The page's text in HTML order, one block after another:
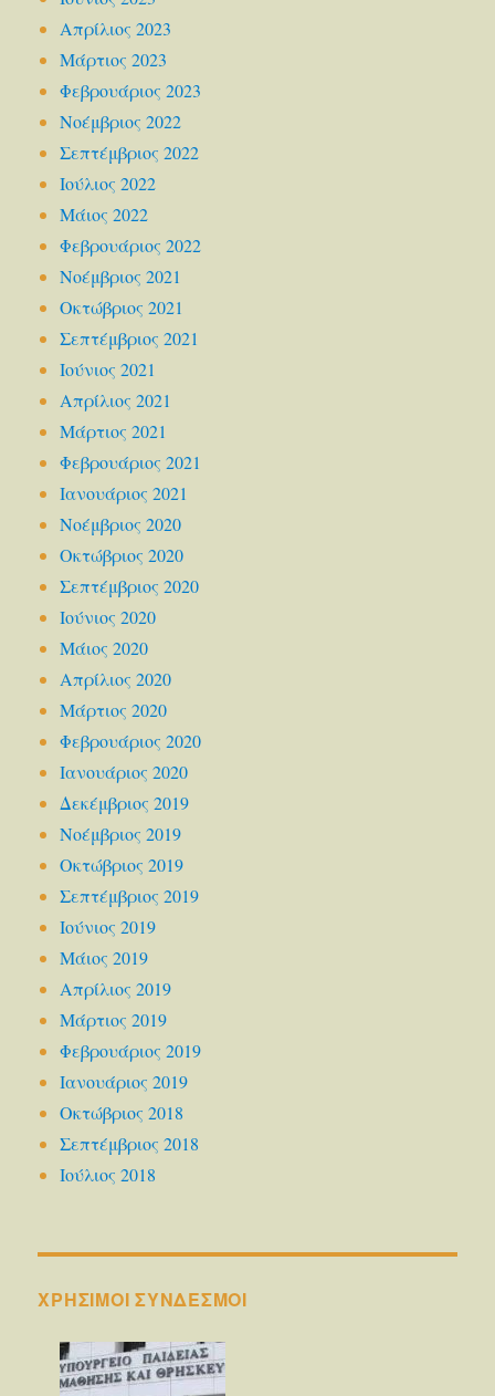
Απρίλιος 2023
Μάρτιος 2023
Φεβρουάριος 2023
Νοέμβριος 2022
Σεπτέμβριος 2022
Ιούλιος 2022
Μάιος 2022
Φεβρουάριος 2022
Νοέμβριος 2021
Οκτώβριος 2021
Σεπτέμβριος 2021
Ιούνιος 2021
Απρίλιος 2021
Μάρτιος 2021
Φεβρουάριος 2021
Ιανουάριος 2021
Νοέμβριος 2020
Οκτώβριος 2020
Σεπτέμβριος 2020
Ιούνιος 2020
Μάιος 2020
Απρίλιος 2020
Μάρτιος 2020
Φεβρουάριος 2020
Ιανουάριος 2020
Δεκέμβριος 2019
Νοέμβριος 2019
Οκτώβριος 2019
Σεπτέμβριος 2019
Ιούνιος 2019
Μάιος 2019
Απρίλιος 2019
Μάρτιος 2019
Φεβρουάριος 2019
Ιανουάριος 2019
Οκτώβριος 2018
Σεπτέμβριος 2018
Ιούλιος 2018
ΧΡΗΣΙΜΟΙ ΣΥΝΔΕΣΜΟΙ